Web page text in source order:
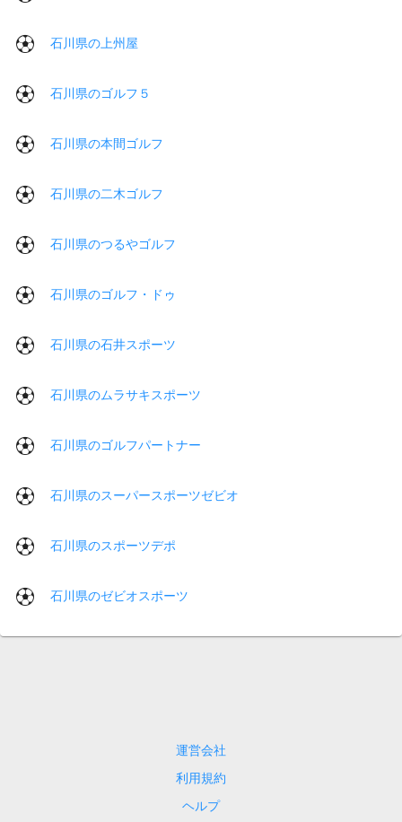
石川県の上州屋
石川県のゴルフ５
石川県の本間ゴルフ
石川県の二木ゴルフ
石川県のつるやゴルフ
石川県のゴルフ・ドゥ
石川県の石井スポーツ
石川県のムラサキスポーツ
石川県のゴルフパートナー
石川県のスーパースポーツゼビオ
石川県のスポーツデポ
石川県のゼビオスポーツ
運営会社
利用規約
ヘルプ